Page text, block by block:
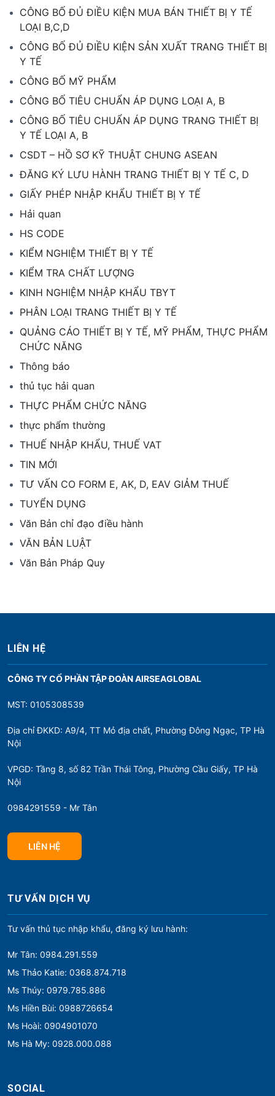
CÔNG BỐ ĐỦ ĐIỀU KIỆN MUA BÁN THIẾT BỊ Y TẾ
LOẠI B,C,D
CÔNG BỐ ĐỦ ĐIỀU KIỆN SẢN XUẤT TRANG THIẾT BỊ
Y TẾ
CÔNG BỐ MỸ PHẨM
CÔNG BỐ TIÊU CHUẨN ÁP DỤNG LOẠI A, B
CÔNG BỐ TIÊU CHUẨN ÁP DỤNG TRANG THIẾT BỊ
Y TẾ LOẠI A, B
CSDT – HỒ SƠ KỸ THUẬT CHUNG ASEAN
ĐĂNG KÝ LƯU HÀNH TRANG THIẾT BỊ Y TẾ C, D
GIẤY PHÉP NHẬP KHẨU THIẾT BỊ Y TẾ
Hải quan
HS CODE
KIỂM NGHIỆM THIẾT BỊ Y TẾ
KIỂM TRA CHẤT LƯỢNG
KINH NGHIỆM NHẬP KHẨU TBYT
PHÂN LOẠI TRANG THIẾT BỊ Y TẾ
QUẢNG CÁO THIẾT BỊ Y TẾ, MỸ PHẨM, THỰC PHẨM
CHỨC NĂNG
Thông báo
thủ tục hải quan
THỰC PHẨM CHỨC NĂNG
thực phẩm thường
THUẾ NHẬP KHẨU, THUẾ VAT
TIN MỚI
TƯ VẤN CO FORM E, AK, D, EAV GIẢM THUẾ
TUYỂN DỤNG
Văn Bản chỉ đạo điều hành
VĂN BẢN LUẬT
Văn Bản Pháp Quy
LIÊN HỆ
CÔNG TY CỔ PHẦN TẬP ĐOÀN AIRSEAGLOBAL
MST: 0105308539
Địa chỉ ĐKKD: A9/4, TT Mỏ địa chất, Phường Đông Ngạc, TP Hà
Nội
VPGD: Tầng 8, số 82 Trần Thái Tông, Phường Cầu Giấy, TP Hà
Nội
0984291559 - Mr Tân
LIÊN HỆ
TƯ VẤN DỊCH VỤ
Tư vấn thủ tục nhập khẩu, đăng ký lưu hành:
Mr Tân: 0984.291.559
Ms Thảo Katie: 0368.874.718
Ms Thúy: 0979.785.886
Ms Hiền Bùi: 0988726654
Ms Hoài: 0904901070
Ms Hà My: 0928.000.088
SOCIAL